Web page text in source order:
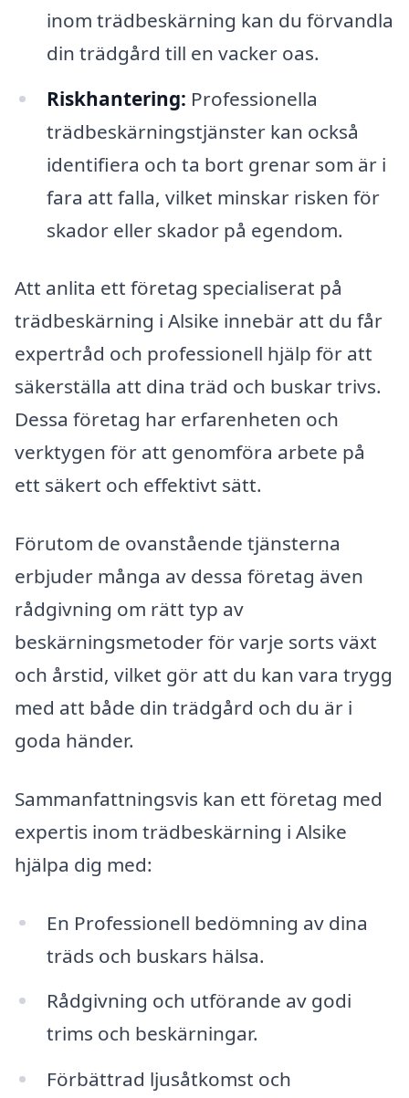
inom trädbeskärning kan du förvandla
din trädgård till en vacker oas.
Riskhantering: Professionella
trädbeskärningstjänster kan också
identifiera och ta bort grenar som är i
fara att falla, vilket minskar risken för
skador eller skador på egendom.
Att anlita ett företag specialiserat på
trädbeskärning i Alsike innebär att du får
expertråd och professionell hjälp för att
säkerställa att dina träd och buskar trivs.
Dessa företag har erfarenheten och
verktygen för att genomföra arbete på
ett säkert och effektivt sätt.
Förutom de ovanstående tjänsterna
erbjuder många av dessa företag även
rådgivning om rätt typ av
beskärningsmetoder för varje sorts växt
och årstid, vilket gör att du kan vara trygg
med att både din trädgård och du är i
goda händer.
Sammanfattningsvis kan ett företag med
expertis inom trädbeskärning i Alsike
hjälpa dig med:
En Professionell bedömning av dina
träds och buskars hälsa.
Rådgivning och utförande av godi
trims och beskärningar.
Förbättrad ljusåtkomst och